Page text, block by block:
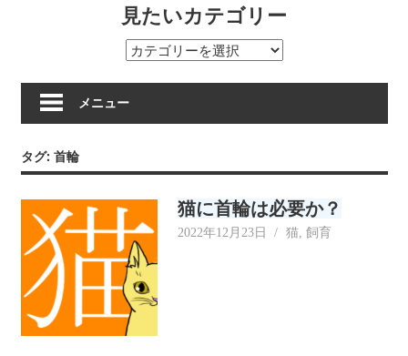
見たいカテゴリー
見
い
カ
ゴ
ー
メニュー
タグ: 首輪
猫に首輪は必要か？
2022年12月23日 neecat
猫, 飼育